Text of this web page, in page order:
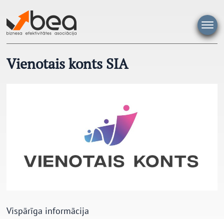
saturu
Vienotais konts SIA
Vispārīga informācija